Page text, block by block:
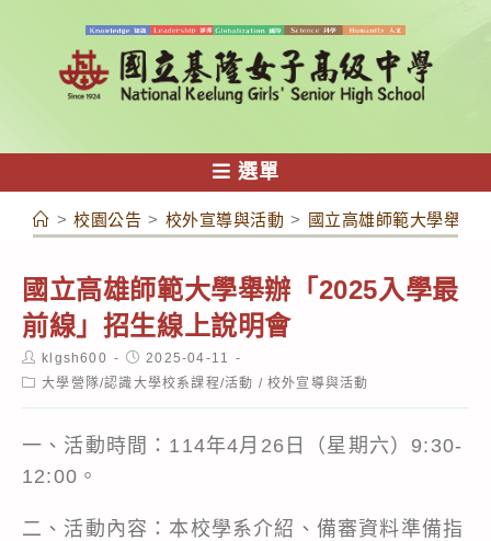
容
選單
> 校園公告 > 校外宣導與活動 > 國立高雄師範大學舉辦
國立高雄師範大學舉辦「2025入學最
前線」招生線上說明會
Post
author:
klgsh600
Post
published:
2025-04-11
Post大學營隊/認識大學校系課程/活動 / 校外宣導與活動
一、活動時間：114年4月26日（星期六）9:30-
12:00。
二、活動內容：本校學系介紹、備審資料準備指